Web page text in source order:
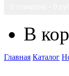
В
Главная Каталог